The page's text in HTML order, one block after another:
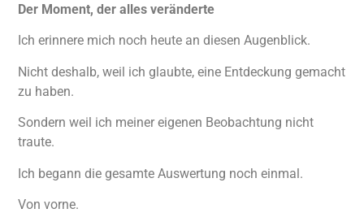
Der Moment, der alles veränderte
Ich erinnere mich noch heute an diesen Augenblick.
Nicht deshalb, weil ich glaubte, eine Entdeckung gemacht
zu haben.
Sondern weil ich meiner eigenen Beobachtung nicht
traute.
Ich begann die gesamte Auswertung noch einmal.
Von vorne.